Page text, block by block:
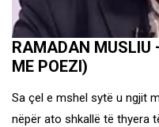
RAMADAN MUSLIU
ME POEZI)
Sa çel e mshel sytë u ngjit
nëpër ato shkallë të thyera